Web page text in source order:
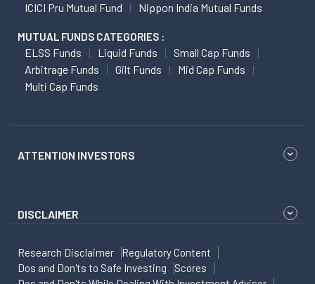
ICICI Pru Mutual Fund
Nippon India Mutual Funds
MUTUAL FUNDS CATEGORIES :
ELSS Funds Liquid Funds
Small Cap Funds
Arbitrage Funds
Gilt Funds
Mid Cap Funds
Multi Cap Funds
ATTENTION INVESTORS
DISCLAIMER
Research Disclaimer
Regulatory Content
Dos and Don'ts to Safe Investing
Scores